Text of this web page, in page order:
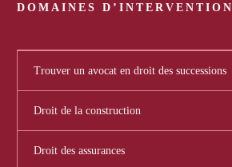
DOMAINES D’INTERVENTION
Trouver un avocat en droit des successions
Droit de la construction
Droit des assurances